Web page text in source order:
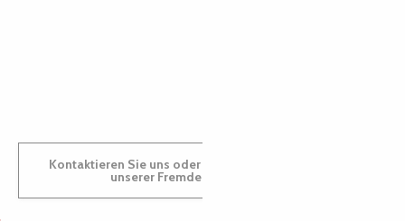
Kontaktieren Sie uns oder besuchen Sie uns in einem
unserer Fremdenverkehrsbüros.